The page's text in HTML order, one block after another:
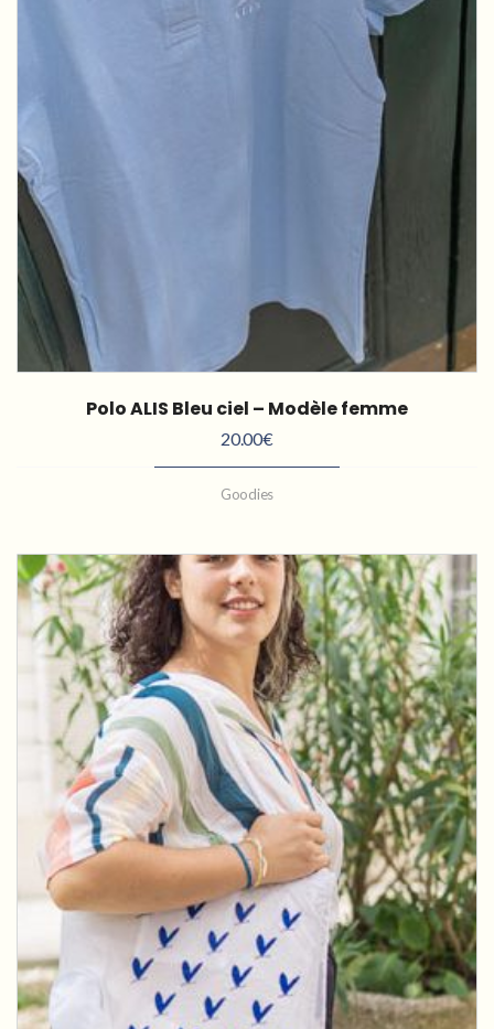
Polo ALIS Bleu ciel – Modèle femme
20.00€
Goodies